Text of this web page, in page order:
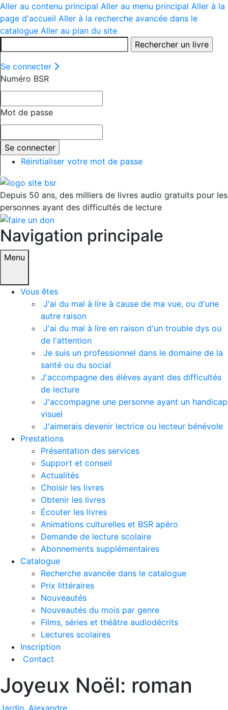
Aller au contenu principal Aller au menu principal Aller à la
page d'accueil Aller à la recherche avancée dans le
catalogue Aller au plan du site
Se connecter
Numéro BSR
Mot de passe
Réinitialiser votre mot de passe
Depuis 50 ans, des milliers de livres audio gratuits pour les
personnes ayant des difficultés de lecture
Menu principal
Navigation principale
Menu
Vous êtes
J'ai du mal à lire à cause de ma vue, ou d'une
autre raison
J'ai du mal à lire en raison d'un trouble dys ou
de l'attention
Je suis un professionnel dans le domaine de la
santé ou du social
J'accompagne des élèves ayant des difficultés
de lecture
J'accompagne une personne ayant un handicap
visuel
J'aimerais devenir lectrice ou lecteur bénévole
Prestations
Présentation des services
Support et conseil
Actualités
Choisir les livres
Obtenir les livres
Écouter les livres
Animations culturelles et BSR apéro
Demande de lecture scolaire
Abonnements supplémentaires
Catalogue
Recherche avancée dans le catalogue
Prix littéraires
Nouveautés
Nouveautés du mois par genre
Films, séries et théâtre audiodécrits
Lectures scolaires
Inscription
Contact
Contenu
Joyeux Noël: roman